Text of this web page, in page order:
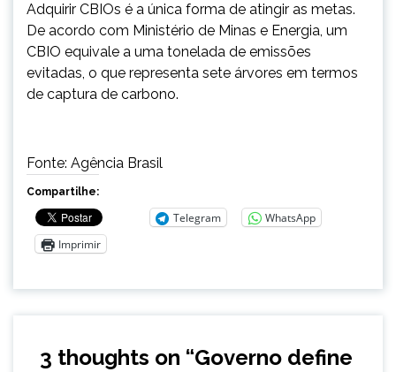
Adquirir CBIOs é a única forma de atingir as metas.
De acordo com Ministério de Minas e Energia, um
CBIO equivale a uma tonelada de emissões
evitadas, o que representa sete árvores em termos
de captura de carbono.
Fonte: Agência Brasil
Compartilhe:
Telegram
WhatsApp
Imprimir
3 thoughts on “Governo define